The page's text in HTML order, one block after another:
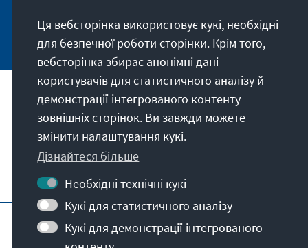
Jetzt abonnieren
Наше покликання
Контакт
Подальші пропозиції від фонду
Вихідні дані
Захист даних
Умови користування
Ця вебсторінка використовує кукі, необхідні
для безпечної роботи сторінки. Крім того,
вебсторінка збирає анонімні дані
користувачів для статистичного аналізу й
демонстрації інтегрованого контенту
зовнішніх сторінок. Ви завжди можете
змінити налаштування кукі.
Дізнайтеся більше
Необхідні технічні кукі
Кукі для статистичного аналізу
Кукі для демонстрації інтегрованого